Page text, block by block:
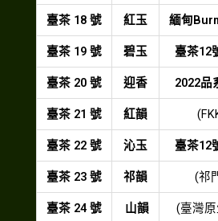
臺茶 18 號 紅玉 緬甸
臺茶 19 號 碧玉 臺茶12
臺茶 20 號 迎香 2022品
臺茶 21 號 紅韻
臺茶 22 號 沁玉 臺茶12
臺茶 23 號 祁韻 (祁
臺茶 24 號 山韻 (臺灣